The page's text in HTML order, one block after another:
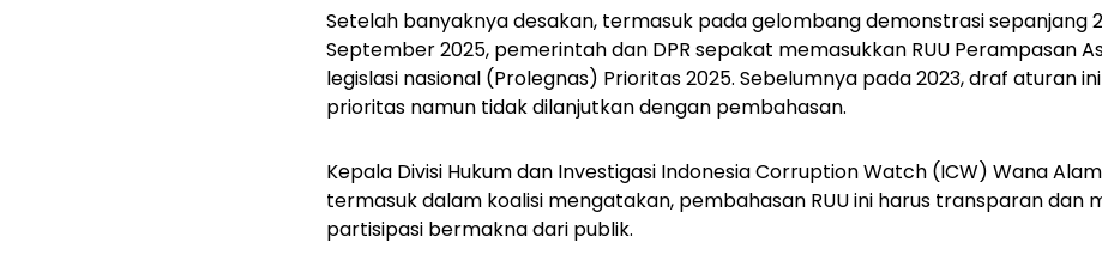
Setelah banyaknya desakan, termasuk pada gelombang demonstrasi sepanjang
September 2025, pemerintah dan DPR sepakat memasukkan RUU Perampasan
legislasi nasional (Prolegnas) Prioritas 2025. Sebelumnya pada 2023, draf aturan
prioritas namun tidak dilanjutkan dengan pembahasan.
Kepala Divisi Hukum dan Investigasi Indonesia Corruption Watch (ICW) Wana
termasuk dalam koalisi mengatakan, pembahasan RUU ini harus transparan dan
partisipasi bermakna dari publik.